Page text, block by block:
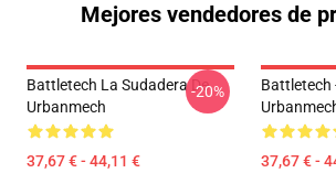
Mejores vendedores de
Battletech La Sudadera De
Urbanmech
37,67 € - 44,11 €
-20%
Battletech
37,67 € -